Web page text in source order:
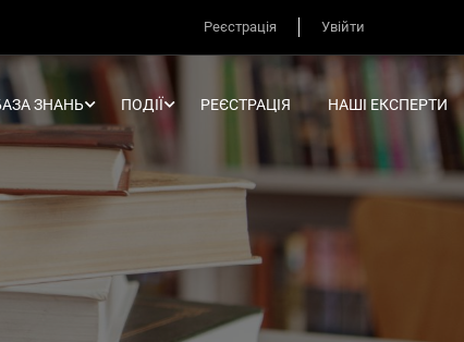
Реєстрація Увійти
ЗНАНЬ ПОДІЇ РЕЄСТРАЦІЯ НАШІ ЕКСПЕРТИ